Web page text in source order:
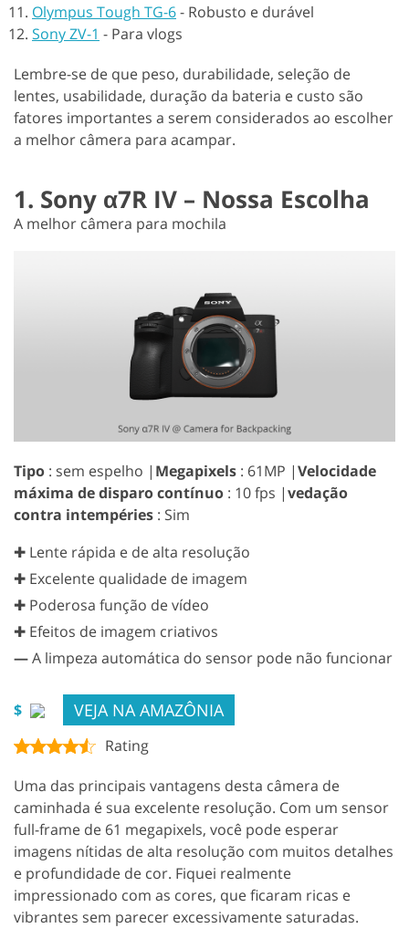
Olympus Tough TG-6- Robusto e durável
Sony ZV-1 - Para vlogs
Lembre-se de que peso, durabilidade, seleção de
lentes, usabilidade, duração da bateria e custo são
fatores importantes a serem considerados ao escolher
a melhor câmera para acampar.
1. Sony α7R IV – Nossa Escolha
A melhor câmera para mochila
Tipo : sem espelho | Megapixels : 61MP |Velocidade
máxima de disparo contínuo : 10 fps |vedação
contra intempéries : Sim
✚ Lente rápida e de alta resolução
✚ Excelente qualidade de imagem
✚ Poderosa função de vídeo
✚ Efeitos de imagem criativos
—A limpeza automática do sensor pode não funcionar
$ VEJA NA AMAZÔNIA
Rating
Uma das principais vantagens desta câmera de
caminhada é sua excelente resolução. Com um sensor
full-frame de 61 megapixels, você pode esperar
imagens nítidas de alta resolução com muitos detalhes
e profundidade de cor. Fiquei realmente
impressionado com as cores, que ficaram ricas e
vibrantes sem parecer excessivamente saturadas.